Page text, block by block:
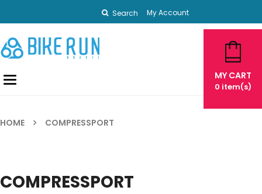
My Account
Search
Toggle
MY CART
0 item(s)
HOME COMPRESSPORT
COMPRESSPORT